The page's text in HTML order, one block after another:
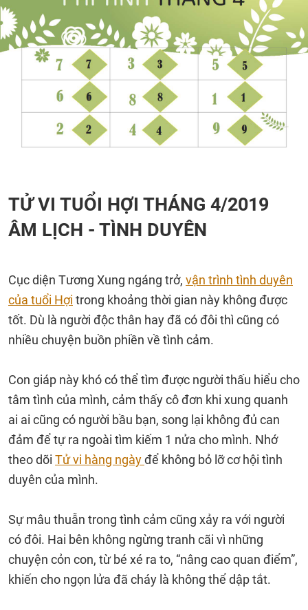
TỬ VI TUỔI HỢI THÁNG 4/2019
ÂM LỊCH - TÌNH DUYÊN
Cục diện Tương Xung ngáng trở, vận trình tình duyên
của tuổi Hợi trong khoảng thời gian này không được
tốt. Dù là người độc thân hay đã có đôi thì cũng có
nhiều chuyện buồn phiền về tình cảm.
Con giáp này khó có thể tìm được người thấu hiểu cho
tâm tình của mình, cảm thấy cô đơn khi xung quanh
ai ai cũng có người bầu bạn, song lại không đủ can
đảm để tự ra ngoài tìm kiếm 1 nửa cho mình. Nhớ
theo dõi Tử vi hàng ngàyđể không bỏ lỡ cơ hội tình
duyên của mình.
Sự mâu thuẫn trong tình cảm cũng xảy ra với người
có đôi. Hai bên không ngừng tranh cãi vì những
chuyện cỏn con, từ bé xé ra to, “nâng cao quan điểm”,
khiến cho ngọn lửa đã cháy là không thể dập tắt.